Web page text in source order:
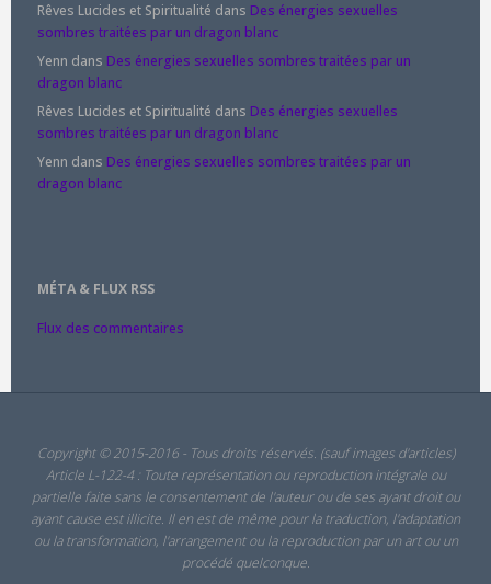
Rêves Lucides et Spiritualité dans Des énergies sexuelles
sombres traitées par un dragon blanc
Yenn dans Des énergies sexuelles sombres traitées par un
dragon blanc
Rêves Lucides et Spiritualité dans Des énergies sexuelles
sombres traitées par un dragon blanc
Yenn dans Des énergies sexuelles sombres traitées par un
dragon blanc
MÉTA & FLUX RSS
Flux des commentaires
Copyright © 2015-2016 - Tous droits réservés. (sauf images d'articles)
Article L-122-4 : Toute représentation ou reproduction intégrale ou
partielle faite sans le consentement de l'auteur ou de ses ayant droit ou
ayant cause est illicite. Il en est de même pour la traduction, l'adaptation
ou la transformation, l'arrangement ou la reproduction par un art ou un
procédé quelconque.